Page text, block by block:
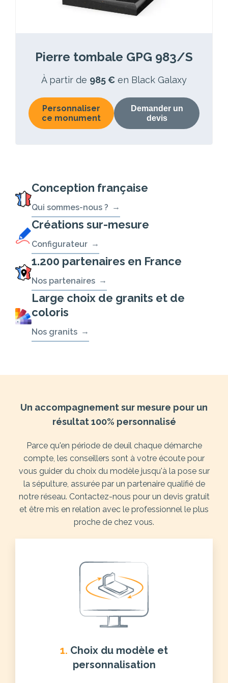
Pierre tombale GPG 983/S
À partir de 985 € en Black Galaxy
Personnaliser
ce monument
Demander un
devis
Conception française
Qui sommes-nous ?
Créations sur-mesure
Configurateur
1.200 partenaires en France
Nos partenaires
Large choix de granits et de
coloris
Nos granits
Un accompagnement sur mesure pour un
résultat 100% personnalisé
Parce qu'en période de deuil chaque démarche
compte, les conseillers sont à votre écoute pour
vous guider du choix du modèle jusqu'à la pose sur
la sépulture, assurée par un partenaire qualifié de
notre réseau. Contactez-nous pour un devis gratuit
et être mis en relation avec le professionnel le plus
proche de chez vous.
1. Choix du modèle et
personnalisation